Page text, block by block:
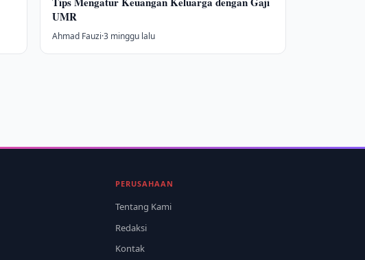
UMR
Ahmad Fauzi·3 minggu lalu
PERUSAHAAN
Tentang Kami
Redaksi
Kontak